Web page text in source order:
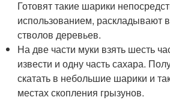
Готовят такие шарики
использованием, раскладывают
стволов деревьев.
На две части муки взять шесть
извести и одну часть сахара.
скатать в небольшие шарики и
местах скопления грызунов.